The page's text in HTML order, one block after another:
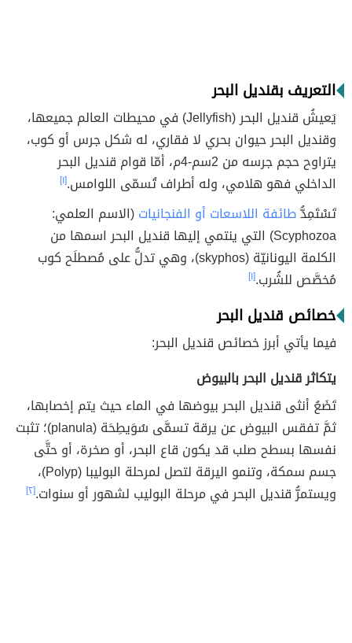
التعريف بقنديل البحر
يَعيشُ قنديل البحر (Jellyfish) في محيطات العالم جميعها،
وقنديل البحر حيوان بحري لا فقاري، له شكل جرس أو كوب،
يتراوح حجم جرسه من 2سم-4م، أمّا قوام قنديل البحر
الداخلي فهو هلامي، وله أطراف تُسمّى اللوامس.[١]
تَسْتَمِدُّطائفة اللاسعات أو الفنجانيات(الاسم العلمي:
Scyphozoa) التي ينتمي إليها قنديل البحر اسمها من
الكلمة اليونانيّة (skyphos)، وهي تدلُّ على مُصطلَح كوب
مُخصَّص للشُرب.[١]
خصائص قنديل البحر
فيما يأتي أبرز خصائص قنديل البحر:
يتكاثر قنديل البحر بالبيوض
تَضَعُ أنثى قنديل البحر بيوضها في الماء حيث يتم إخصابها،
ثمَّ تفقس البيوض عن يرقة تسمَّى سُوَيطِحَة (planula)؛ تثبت
نفسها بسطح صلب قد يكون قاع البحر، أو صخرة، أو حتَّى
جسم سمكة، وتنمو اليرقة لتصل لمرحلة البوليبا (Polyp)،
ويستمرُّ قنديل البحر في مرحلة البوليب لشهور أو سنوات.[٢]